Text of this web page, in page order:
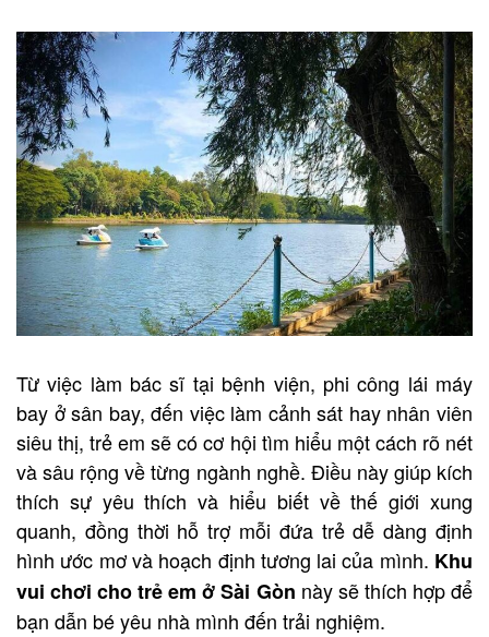
Từ việc làm bác sĩ tại bệnh viện, phi công lái máy
bay ở sân bay, đến việc làm cảnh sát hay nhân viên
siêu thị, trẻ em sẽ có cơ hội tìm hiểu một cách rõ nét
và sâu rộng về từng ngành nghề. Điều này giúp kích
thích sự yêu thích và hiểu biết về thế giới xung
quanh, đồng thời hỗ trợ mỗi đứa trẻ dễ dàng định
hình ước mơ và hoạch định tương lai của mình. Khu
vui chơi cho trẻ em ở Sài Gòn này sẽ thích hợp để
bạn dẫn bé yêu nhà mình đến trải nghiệm.